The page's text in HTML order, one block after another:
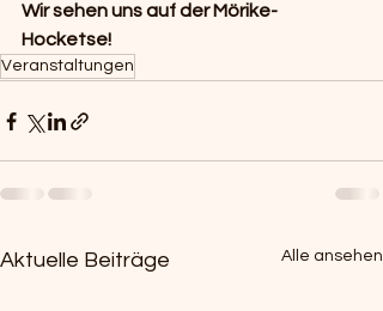
Wir sehen uns auf der Mörike-
Hocketse!
Veranstaltungen
Aktuelle Beiträge Alle ansehen